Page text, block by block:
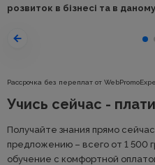
розвиток в бізнесі та в
Рассрочка без переплат от
Учись сейчас -
Получайте знания прямо
предложению – всего от 1 500
обучение с комфортной